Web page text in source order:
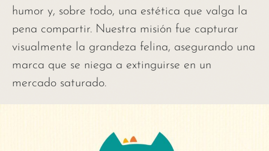
humor y, sobre todo, una estética que valga la
pena compartir. Nuestra misión fue capturar
visualmente la grandeza felina, asegurando una
marca que se niega a extinguirse en un
mercado saturado.